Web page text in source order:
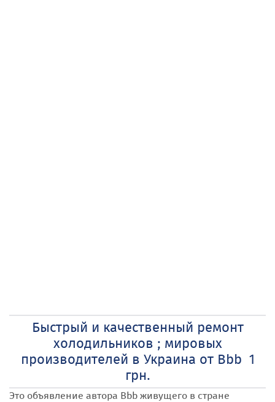
Быстрый и качественный ремонт
холодильников ; мировых
производителей в Украина от Bbb 1
грн.
Это объявление автора Bbb живущего в стране